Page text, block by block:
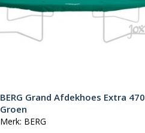
BERG Grand Afdekhoes Extra 470
Groen
Merk: BERG